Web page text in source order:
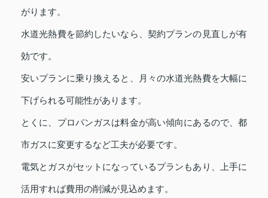
がります。
水道光熱費を節約したいなら、契約プランの見直しが有
効です。
安いプランに乗り換えると、月々の水道光熱費を大幅に
下げられる可能性があります。
とくに、プロパンガスは料金が高い傾向にあるので、都
市ガスに変更するなど工夫が必要です。
電気とガスがセットになっているプランもあり、上手に
活用すれば費用の削減が見込めます。